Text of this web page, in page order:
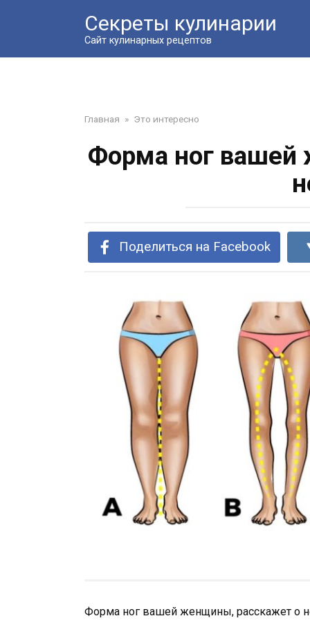
Секреты кулинарии
Сайт кулинарных рецептов
Главная » Это интересно
Форма ног
Поделиться на Facebook
Форма ног вашей женщины, расскажет о